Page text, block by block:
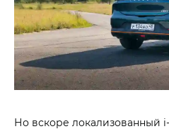
Но вскоре локализованный